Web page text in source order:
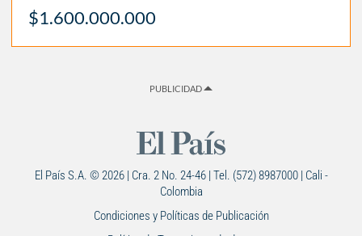
$1.600.000.000
PUBLICIDAD
El País S.A. © 2026 | Cra. 2 No. 24-46 | Tel. (572) 8987000 | Cali -
Colombia
Condiciones y Políticas de Publicación